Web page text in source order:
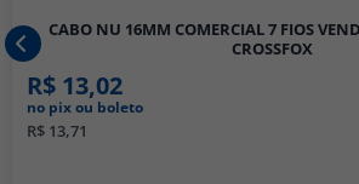
CABO NU 16MM COMERCIAL 7 FIOS
CROSSFOX
R$ 13,02
no pix ou boleto
R$ 13,71